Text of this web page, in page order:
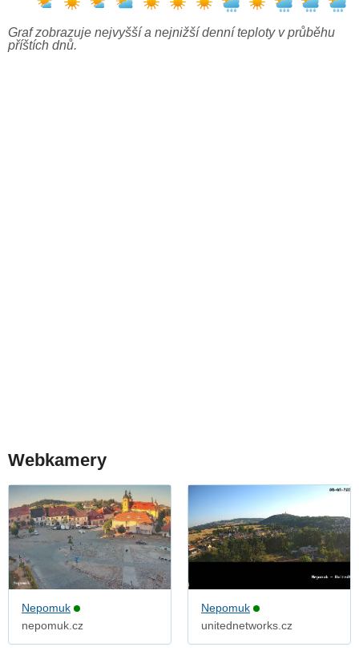
Graf zobrazuje nejvyšší a nejnižší denní teploty v průběhu
příštích dnů.
Webkamery
Nepomuk
nepomuk.cz
Nepomuk
unitednetworks.cz